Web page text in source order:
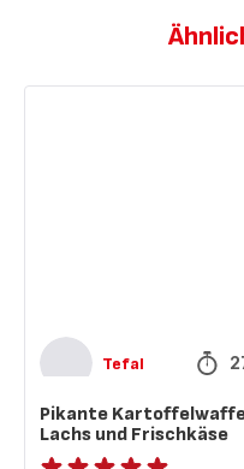
Tefal
Pikante
Lachs und Frischkäse